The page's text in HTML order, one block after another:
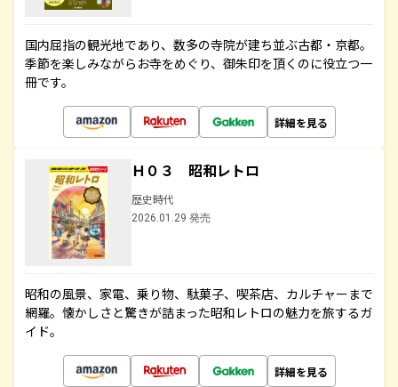
国内屈指の観光地であり、数多の寺院が建ち並ぶ古都・京都。
季節を楽しみながらお寺をめぐり、御朱印を頂くのに役立つ一
冊です。
詳細を見る
Ｈ０３ 昭和レトロ
歴史時代
2026.01.29 発売
昭和の風景、家電、乗り物、駄菓子、喫茶店、カルチャーまで
網羅。懐かしさと驚きが詰まった昭和レトロの魅力を旅するガ
イド。
詳細を見る